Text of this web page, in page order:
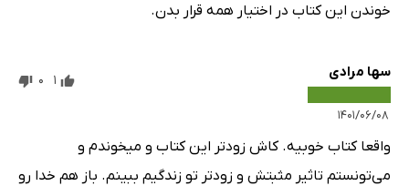
خوندن این کتاب در اختیار همه قرار بدن.
سها مرادی
۱۴۰۱/۰۶/۰۸
1
0
واقعا کتاب خوبیه. کاش زودتر این کتاب و میخوندم و
می‌تونستم تاثیر مثبتش و زودتر تو زندگیم ببینم. باز هم خدا رو